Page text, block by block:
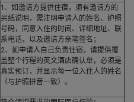
1、如邀请方提供住宿，须有邀请方的
另纸说明，需注明申请人的姓名、护照
号码，同意入住的时间、详细地址、联
系电话，以及邀请方亲笔签名；
2、如申请人自己负责住宿，请提供覆
盖整个行程的英文酒店确认单，必须是
真实预订，并显示每一位入住人的姓名
（与护照拼音一致）。